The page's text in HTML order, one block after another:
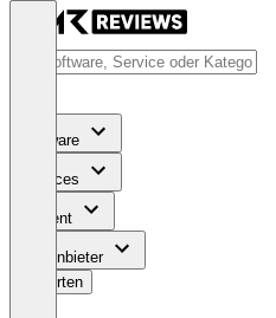
Software
Services
Content
Für Anbieter
Bewerten